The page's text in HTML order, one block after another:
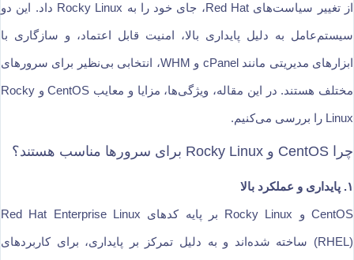
از تغییر سیاست‌های Red Hat، جای خود را به Rocky Linux داد. این دو
سیستم‌عامل به دلیل پایداری بالا، امنیت قابل اعتماد، و سازگاری با
ابزارهای مدیریتی مانند cPanel و WHM، انتخابی بی‌نظیر برای سرورهای
مختلف هستند. در این مقاله، ویژگی‌ها، مزایا و معایب CentOS و Rocky
Linux را بررسی می‌کنیم.
چرا CentOS و Rocky Linux برای سرورها مناسب هستند؟
۱. پایداری و عملکرد بالا
CentOS و Rocky Linux بر پایه کدهای Red Hat Enterprise Linux
(RHEL) ساخته شده‌اند و به دلیل تمرکز بر پایداری، برای کاربردهای